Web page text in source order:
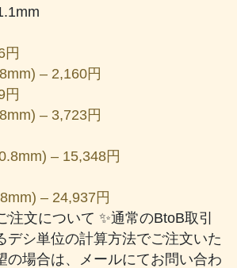
円
– 2,160円
円
– 3,723円
– 15,348円
– 24,937円
注文について ✨通常のBtoB取引
デシ単位の計算方法でご注文いた
の場合は、メールにてお問い合わ